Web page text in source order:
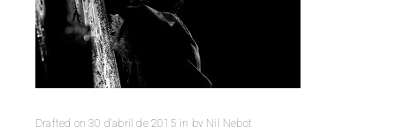
Drafted on30 d'abril de 2015 in by Nil Nebot